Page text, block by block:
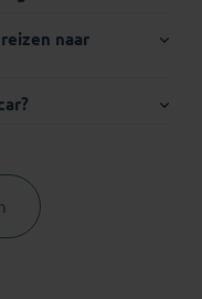
naar